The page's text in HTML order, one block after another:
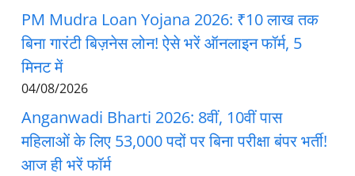
PM Mudra Loan Yojana 2026: ₹10 लाख तक
बिना गारंटी बिज़नेस लोन! ऐसे भरें ऑनलाइन फॉर्म, 5
मिनट में
04/08/2026
Anganwadi Bharti 2026: 8वीं, 10वीं पास
महिलाओं के लिए 53,000 पदों पर बिना परीक्षा बंपर भर्ती!
आज ही भरें फॉर्म